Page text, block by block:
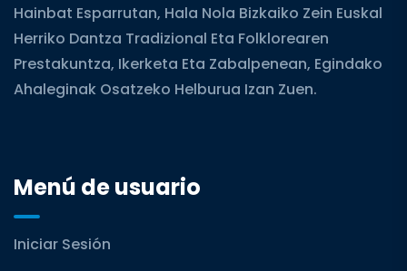
Hainbat Esparrutan, Hala Nola Bizkaiko Zein Euskal
Herriko Dantza Tradizional Eta Folklorearen
Prestakuntza, Ikerketa Eta Zabalpenean, Egindako
Ahaleginak Osatzeko Helburua Izan Zuen.
Menú de usuario
Iniciar Sesión